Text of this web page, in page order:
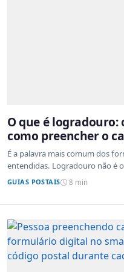
O que é logradouro:
como preencher o
É a palavra mais comum dos
entendidas. Logradouro não é
GUIAS POSTAIS 8 min